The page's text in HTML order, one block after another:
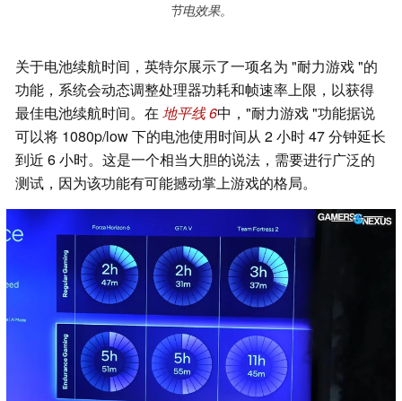
节电效果。
关于电池续航时间，英特尔展示了一项名为 "耐力游戏 "的
功能，系统会动态调整处理器功耗和帧速率上限，以获得
最佳电池续航时间。在 地平线 6中，"耐力游戏 "功能据说
可以将 1080p/low 下的电池使用时间从 2 小时 47 分钟延长
到近 6 小时。这是一个相当大胆的说法，需要进行广泛的
测试，因为该功能有可能撼动掌上游戏的格局。